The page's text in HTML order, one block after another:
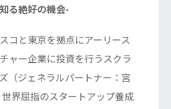
る絶好の機会-
コと東京を拠点にアーリース
ャー企業に投資を行うスクラ
（ジェネラルパートナー：宮
界屈指のスタートアップ養成